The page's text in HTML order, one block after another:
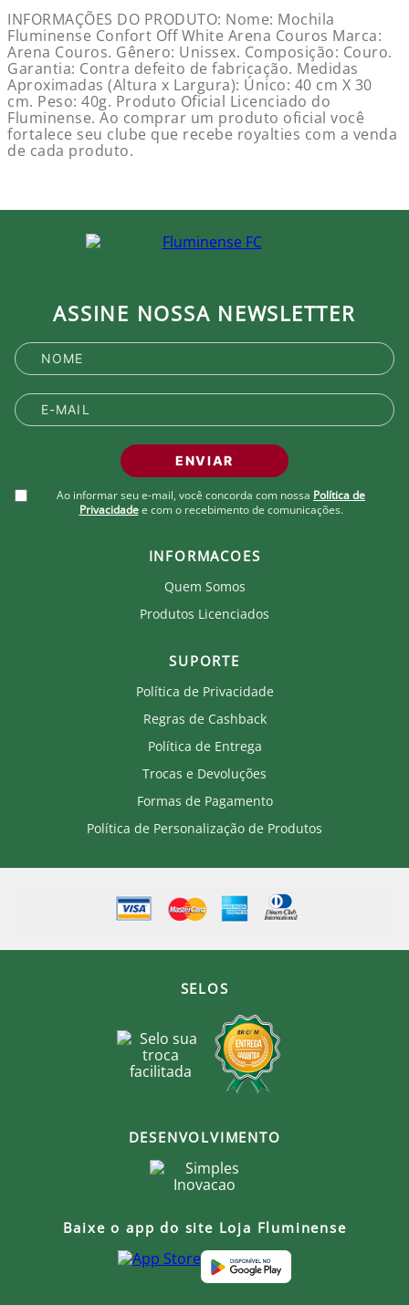
INFORMAÇÕES DO PRODUTO: Nome: Mochila
Fluminense Confort Off White Arena Couros Marca:
Arena Couros. Gênero: Unissex. Composição: Couro.
Garantia: Contra defeito de fabricação. Medidas
Aproximadas (Altura x Largura): Único: 40 cm X 30
cm. Peso: 40g. Produto Oficial Licenciado do
Fluminense. Ao comprar um produto oficial você
fortalece seu clube que recebe royalties com a venda
de cada produto.
ASSINE NOSSA NEWSLETTER
ENVIAR
Ao informar seu e-mail, você concorda com nossa Política de
Privacidade e com o recebimento de comunicações.
INFORMACOES
Quem Somos
Produtos Licenciados
SUPORTE
Política de Privacidade
Regras de Cashback
Política de Entrega
Trocas e Devoluções
Formas de Pagamento
Política de Personalização de Produtos
SELOS
DESENVOLVIMENTO
Baixe o app do site Loja Fluminense